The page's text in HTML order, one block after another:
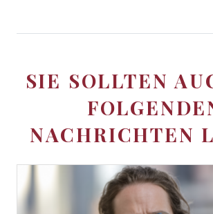
SIE SOLLTEN
NACHRICHTEN